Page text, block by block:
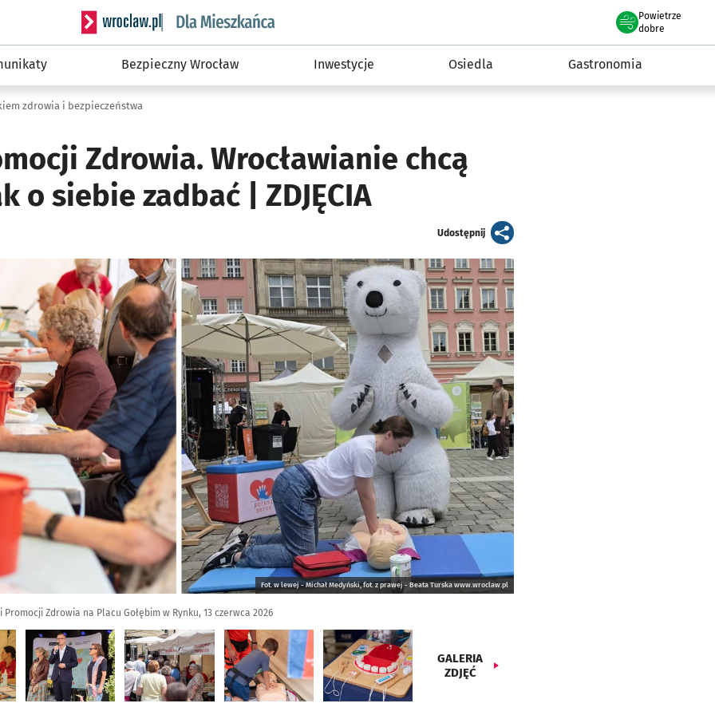
Serwis informacyjny wroclaw.pl podserwis: Dla mieszkańca
Powietrze
we Wrocławiu
dobre
Bezpieczny Wrocław Inwestycje Osiedla Gastronomia
zdrowia i bezpieczeństwa
Zdrowia. Wrocławianie chcą
o siebie zadbać | ZDJĘCIA
Udostępnijartykuł
Fot. w lewej - Michał Medyński, fot. z prawej - Beata Turska www.wroclaw.pl
Zdrowia na Placu Gołębim w Rynku, 13 czerwca 2026
GALERIA
ZDJĘĆ